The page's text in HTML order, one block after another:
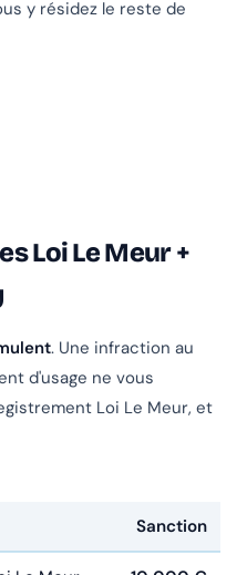
y résidez le reste de
Loi Le Meur +
. Une infraction au
d'usage ne vous
Loi Le Meur, et
Sanction